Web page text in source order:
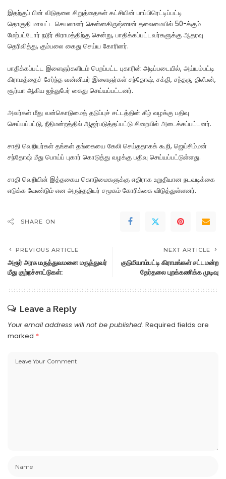
இதற்குப் பின் விடுதலை சிறுத்தைகள் கட்சியின் பாப்பிரெட்டிப்பட்டி
தொகுதி மாவட்ட செயலாளர் சென்னகிருஷ்ணன் தலைமையில் 50-க்கும்
மேற்பட்டோர் நடூர் கிராமத்திற்கு சென்று, பாதிக்கப்பட்டவர்களுக்கு ஆதரவு
தெரிவித்து, கும்பலை கைது செய்ய கோரினர்.
பாதிக்கப்பட்ட இளைஞர்களிடம் பெறப்பட்ட புகாரின் அடிப்படையில், அய்யம்பட்டி
கிராமத்தைச் சேர்ந்த வன்னியர் இளைஞர்கள் சந்தோஷ், சக்தி, சந்தரு, திலீபன்,
சூர்யா ஆகிய ஐந்துபேர் கைது செய்யப்பட்டனர்.
அவர்கள் மீது வன்கொடுமைத் தடுப்புச் சட்டத்தின் கீழ் வழக்கு பதிவு
செய்யப்பட்டு, நீதிமன்றத்தில் ஆஜர்படுத்தப்பட்டு சிறையில் அடைக்கப்பட்டனர்.
சாதி வெறியர்கள் தங்கள் தங்கையை கேலி செய்ததாகக் கூறி, ஜெய்சிம்மன்
சந்தோஷ் மீது பொய்ப் புகார் கொடுத்து வழக்கு பதிவு செய்யப்பட்டுள்ளது.
சாதி வெறியின் இத்தகைய கொடுமைகளுக்கு எதிராக உறுதியான நடவடிக்கை
எடுக்க வேண்டும் என அருந்ததியர் சமூகம் கோரிக்கை விடுத்துள்ளனர்.
SHARE ON
PREVIOUS ARTICLE
அரூர் அரசு மருத்துவமனை மருத்துவர்
மீது குற்றச்சாட்டுகள்:
NEXT ARTICLE
குடுமியாம்பட்டி கிராமங்கள் சட்டமன்ற
தேர்தலை புறக்கணிக்க முடிவு
Leave a Reply
Your email address will not be published. Required fields are
marked *